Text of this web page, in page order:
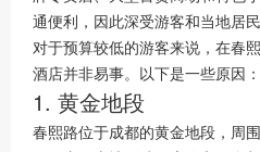
通便利，因此深受游客和当地居民
对于预算较低的游客来说，在春
酒店并非易事。以下是一些原因：
1. 黄金地段
春熙路位于成都的黄金地段，周